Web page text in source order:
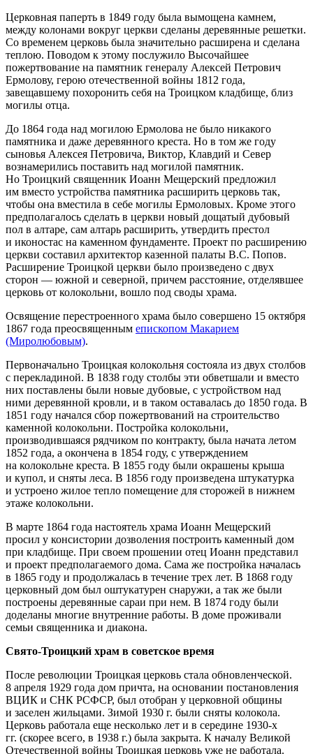
Церковная паперть в 1849 году была вымощена камнем,
между колонами вокруг церкви сделаны деревянные решетки.
Со временем церковь была значительно расширена и сделана
теплою. Поводом к этому послужило Высочайшее
пожертвование на памятник генералу Алексей Петрович
Ермолову, герою отечественной войны 1812 года,
завещавшему похоронить себя на Троицком кладбище, близ
могилы отца.
До 1864 года над могилою Ермолова не было никакого
памятника и даже деревянного креста. Но в том же году
сыновья Алексея Петровича, Виктор, Клавдий и Север
вознамерились поставить над могилой памятник.
Но Троицкий священник Иоанн Мещерский предложил
им вместо устройства памятника расширить церковь так,
чтобы она вместила в себе могилы Ермоловых. Кроме этого
предполагалось сделать в церкви новый дощатый дубовый
пол в алтаре, сам алтарь расширить, утвердить престол
и иконостас на каменном фундаменте. Проект по расширению
церкви составил архитектор казенной палаты В.С. Попов.
Расширение Троицкой церкви было произведено с двух
сторон — южной и северной, причем расстояние, отделявшее
церковь от колокольни, вошло под своды храма.
Освящение перестроенного храма было совершено 15 октября
1867 года преосвященным епископом Макарием
(Миролюбовым).
Первоначально Троицкая колокольня состояла из двух столбов
с перекладиной. В 1838 году столбы эти обветшали и вместо
них поставлены были новые дубовые, с устройством над
ними деревянной кровли, и в таком оставалась до 1850 года. В
1851 году начался сбор пожертвований на строительство
каменной колокольни. Постройка колокольни,
производившаяся рядчиком по контракту, была начата летом
1852 года, а окончена в 1854 году, с утверждением
на колокольне креста. В 1855 году были окрашены крыша
и купол, и сняты леса. В 1856 году произведена штукатурка
и устроено жилое тепло помещение для сторожей в нижнем
этаже колокольни.
В марте 1864 года настоятель храма Иоанн Мещерский
просил у консистории дозволения построить каменный дом
при кладбище. При своем прошении отец Иоанн представил
и проект предполагаемого дома. Сама же постройка началась
в 1865 году и продолжалась в течение трех лет. В 1868 году
церковный дом был оштукатурен снаружи, а так же были
построены деревянные сараи при нем. В 1874 году были
доделаны многие внутренние работы. В доме проживали
семьи священника и диакона.
Свято-Троицкий храм в советское время
После революции Троицкая церковь стала обновленческой.
8 апреля 1929 года дом причта, на основании постановления
ВЦИК и СНК РСФСР, был отобран у церковной общины
и заселен жильцами. Зимой 1930 г. были сняты колокола.
Церковь работала еще несколько лет и в середине 1930-х
гг. (скорее всего, в 1938 г.) была закрыта. К началу Великой
Отечественной войны Троицкая церковь уже не работала.